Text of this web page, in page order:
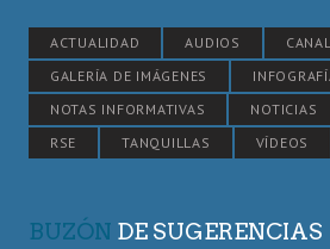
ACTUALIDAD AUDIOS
CANAL
GALERÍA DE IMÁGENES
NOTAS INFORMATIVAS
NOTICIAS
RSE
TANQUILLAS VÍDEOS
BUZÓN DE SUGERENCIAS